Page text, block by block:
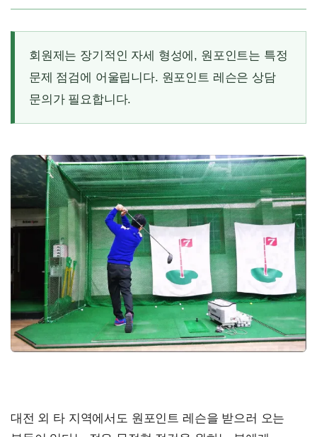
회원제는 장기적인 자세 형성에, 원포인트는 특정
문제 점검에 어울립니다. 원포인트 레슨은 상담
문의가 필요합니다.
대전 외 타 지역에서도 원포인트 레슨을 받으러 오는